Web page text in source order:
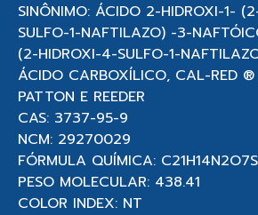
SINÔNIMO: ÁCIDO 2-HIDROXI-1-
SULFO-1-NAFTILAZO) -3-
(2-HIDROXI-4-SULFO-1-
ÁCIDO CARBOXÍLICO, CAL-RED ®
PATTON E REEDER
CAS: 3737-95-9
NCM: 29270029
FÓRMULA QUÍMICA: C21H14N2O7S
PESO MOLECULAR: 438.41
COLOR INDEX: NT